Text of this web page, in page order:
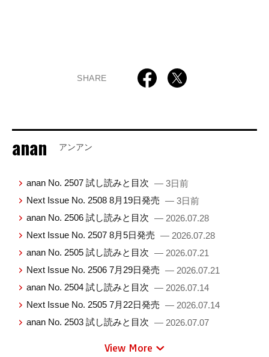
SHARE
anan アンアン
anan No. 2507 試し読みと目次 — 3日前
Next Issue No. 2508 8月19日発売 — 3日前
anan No. 2506 試し読みと目次 — 2026.07.28
Next Issue No. 2507 8月5日発売 — 2026.07.28
anan No. 2505 試し読みと目次 — 2026.07.21
Next Issue No. 2506 7月29日発売 — 2026.07.21
anan No. 2504 試し読みと目次 — 2026.07.14
Next Issue No. 2505 7月22日発売 — 2026.07.14
anan No. 2503 試し読みと目次 — 2026.07.07
View More